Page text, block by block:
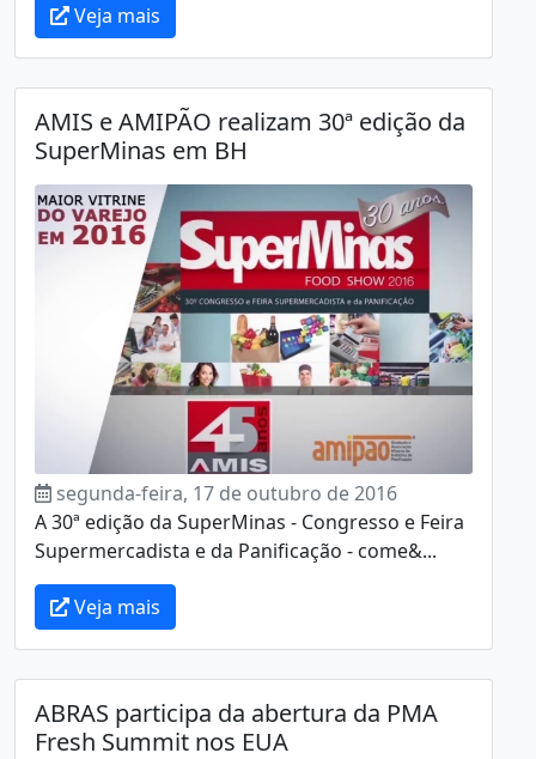
Veja mais
AMIS e AMIPÃO realizam 30ª edição da
SuperMinas em BH
segunda-feira, 17 de outubro de 2016
A 30ª edição da SuperMinas - Congresso e Feira
Supermercadista e da Panificação - come&...
Veja mais
ABRAS participa da abertura da PMA
Fresh Summit nos EUA